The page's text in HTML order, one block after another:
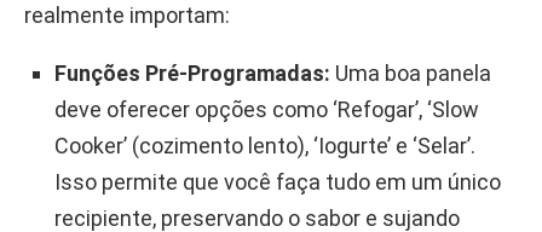
realmente importam:
Funções Pré-Programadas: Uma boa panela
deve oferecer opções como ‘Refogar’, ‘Slow
Cooker’ (cozimento lento), ‘Iogurte’ e ‘Selar’.
Isso permite que você faça tudo em um único
recipiente, preservando o sabor e sujando